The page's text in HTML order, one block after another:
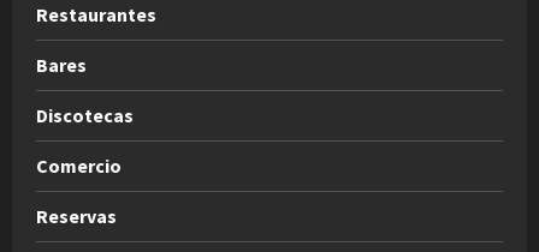
Restaurantes
Bares
Discotecas
Comercio
Reservas